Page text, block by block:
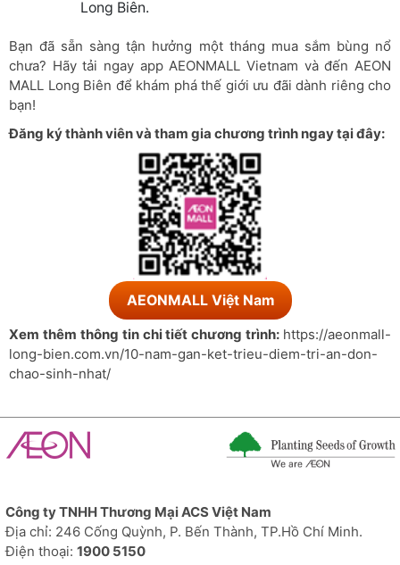
Long Biên.
Bạn đã sẵn sàng tận hưởng một tháng mua sắm bùng nổ
chưa? Hãy tải ngay app AEONMALL Vietnam và đến AEON
MALL Long Biên để khám phá thế giới ưu đãi dành riêng cho
bạn!
Đăng ký thành viên và tham gia chương trình ngay tại đây:
AEONMALL Việt Nam
Xem thêm thông tin chi tiết chương trình: https://aeonmall-
long-bien.com.vn/10-nam-gan-ket-trieu-diem-tri-an-don-
chao-sinh-nhat/
Công ty TNHH Thương Mại ACS Việt Nam
Địa chỉ: 246 Cống Quỳnh, P. Bến Thành, TP.Hồ Chí Minh.
Điện thoại: 1900 5150